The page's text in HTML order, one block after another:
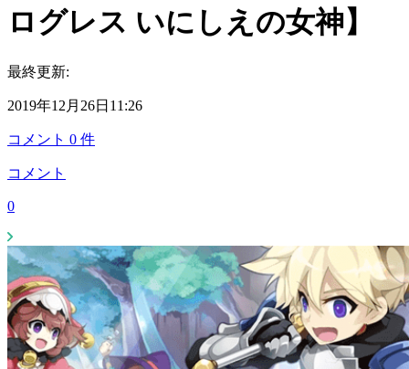
ログレス いにしえの女神】
最終更新:
2019年12月26日11:26
コメント 0 件
コメント
0